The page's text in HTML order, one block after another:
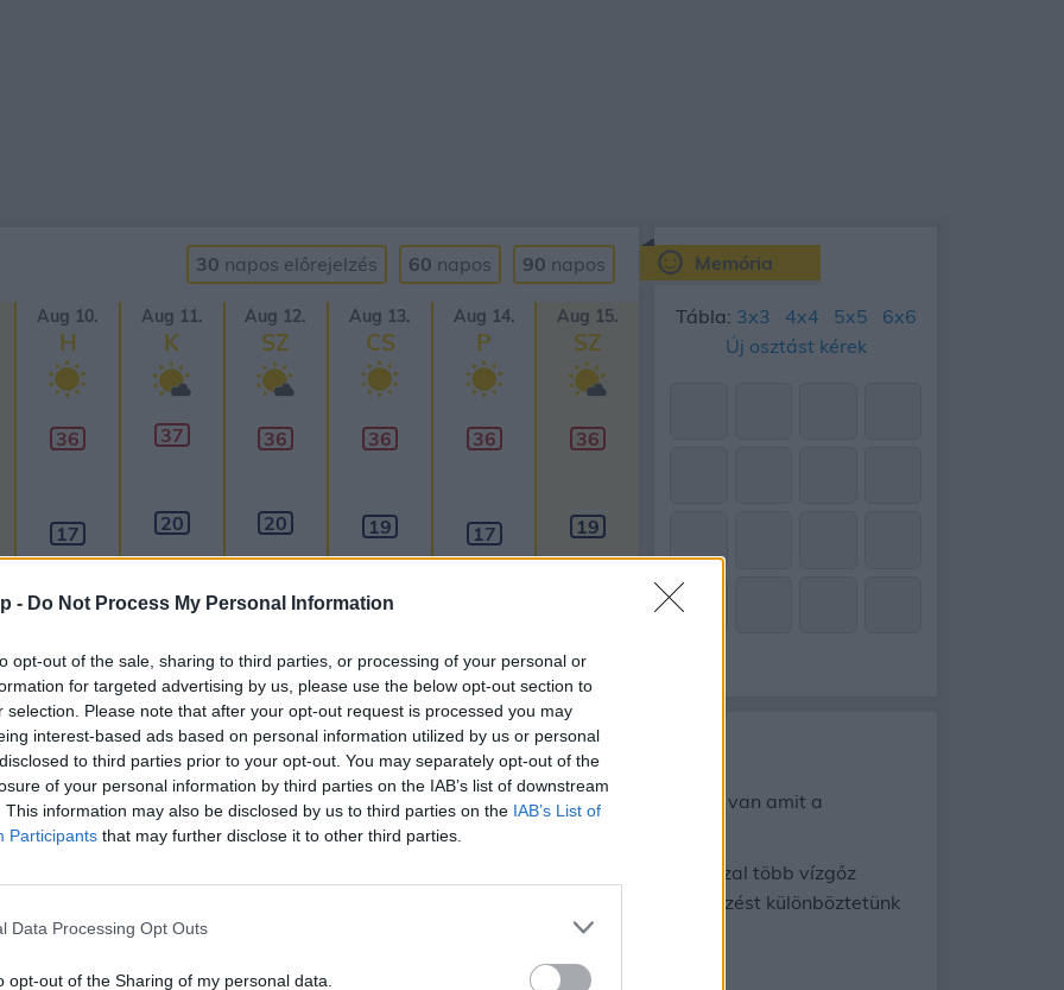
- Do Not Process My Personal Information
opt-out of the sale, sharing to third parties, or processing of your personal or
for targeted advertising by us, please use the below opt-out section to
selection. Please note that after your opt-out request is processed you may
interest-based ads based on personal information utilized by us or personal
to third parties prior to your opt-out. You may separately opt-out of the
of your personal information by third parties on the IAB’s list of downstream
This information may also be disclosed by us to third parties on the IAB’s List of
Participants that may further disclose it to other third parties.
Data Processing Opt Outs
opt-out of the Sharing of my personal data.
30 napos előrejelzés 60 napos 90 napos
Aug 10.
H
36
17
Aug 11.
K
37
20
Aug 12.
SZ
36
20
Aug 13.
CS
36
19
Aug 14.
P
36
17
Aug 15.
SZ
36
19
Memória
Tábla: 3x3 4x4 5x5
6x6
Új osztást kérek
a fenti térképen és kiíráson láthatjuk, de ezen túl még rengeteg érdekes dolog van amit a
a vizet, így vízgőz formájában a levegőbe kerül. Ha jobban melegszik a víz, azzal több vízgőz
légkör pára-kapacitása is növekszik. A páratartalom fogalom alatt kétféle kifejezést különböztetünk
lévő vízpára mennyiségét mutatja (g/m3).